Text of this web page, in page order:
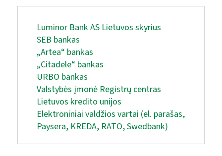
Luminor Bank AS Lietuvos skyrius
SEB bankas
„Artea“ bankas
„Citadele“ bankas
URBO bankas
Valstybės įmonė Registrų centras
Lietuvos kredito unijos
Elektroniniai valdžios vartai (el. parašas,
Paysera, KREDA, RATO, Swedbank)